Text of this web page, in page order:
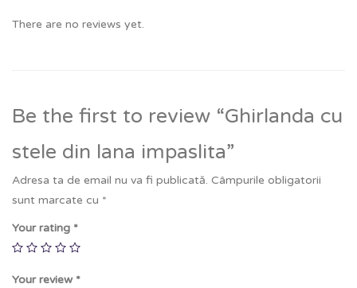
There are no reviews yet.
Be the first to review “Ghirlanda cu
stele din lana impaslita”
Adresa ta de email nu va fi publicată. Câmpurile obligatorii
sunt marcate cu *
Your rating *
Your review *